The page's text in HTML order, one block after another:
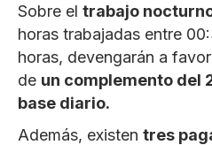
Sobre el trabajo
horas trabajadas entre
horas, devengarán a
de un complemento del
base diario.
Además, existen tres